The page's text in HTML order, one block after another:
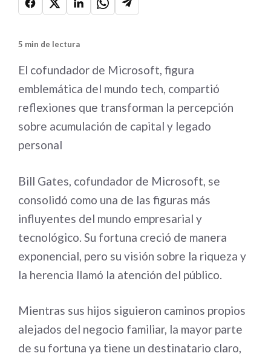
5 min de lectura
El cofundador de Microsoft, figura
emblemática del mundo tech, compartió
reflexiones que transforman la percepción
sobre acumulación de capital y legado
personal
Bill Gates, cofundador de Microsoft, se
consolidó como una de las figuras más
influyentes del mundo empresarial y
tecnológico. Su fortuna creció de manera
exponencial, pero su visión sobre la riqueza y
la herencia llamó la atención del público.
Mientras sus hijos siguieron caminos propios
alejados del negocio familiar, la mayor parte
de su fortuna ya tiene un destinatario claro,